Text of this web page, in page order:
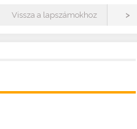
Vissza a lapszámokhoz >